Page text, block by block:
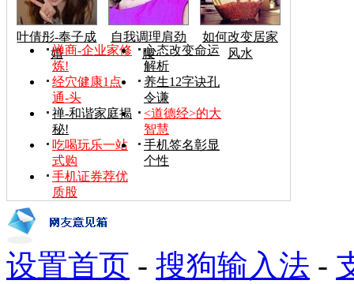
叶倩彤-奉子成
婚
自我调理肩劲
腰
如何改变居家
风水
禅商-企业家修
炼!
心态改变命运
解析
经穴健康1点
通-头
养生12字诀孔
令谦
禅-和谐家庭揭
秘!
<道德经>的大
智慧
吃喝玩乐一站
式购
手机签名彰显
个性
手机证券荐优
质股
设置首页 - 搜狗输入法 -